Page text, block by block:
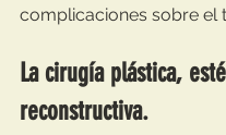
complicaciones sobre el
La cirugía plástica,
reconstructiva.